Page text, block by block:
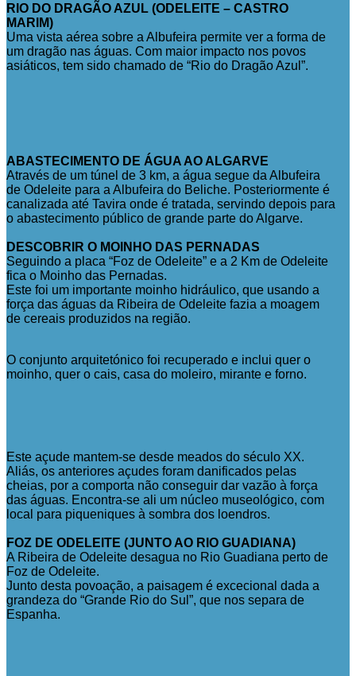
RIO DO DRAGÃO AZUL (ODELEITE – CASTRO
MARIM)
Uma vista aérea sobre a Albufeira permite ver a forma de
um dragão nas águas. Com maior impacto nos povos
asiáticos, tem sido chamado de “Rio do Dragão Azul”.
ABASTECIMENTO DE ÁGUA AO ALGARVE
Através de um túnel de 3 km, a água segue da Albufeira
de Odeleite para a Albufeira do Beliche. Posteriormente é
canalizada até Tavira onde é tratada, servindo depois para
o abastecimento público de grande parte do Algarve.
DESCOBRIR O MOINHO DAS PERNADAS
Seguindo a placa “Foz de Odeleite” e a 2 Km de Odeleite
fica o Moinho das Pernadas.
Este foi um importante moinho hidráulico, que usando a
força das águas da Ribeira de Odeleite fazia a moagem
de cereais produzidos na região.
O conjunto arquitetónico foi recuperado e inclui quer o
moinho, quer o cais, casa do moleiro, mirante e forno.
Este açude mantem-se desde meados do século XX.
Aliás, os anteriores açudes foram danificados pelas
cheias, por a comporta não conseguir dar vazão à força
das águas. Encontra-se ali um núcleo museológico, com
local para piqueniques à sombra dos loendros.
FOZ DE ODELEITE (JUNTO AO RIO GUADIANA)
A Ribeira de Odeleite desagua no Rio Guadiana perto de
Foz de Odeleite.
Junto desta povoação, a paisagem é excecional dada a
grandeza do “Grande Rio do Sul”, que nos separa de
Espanha.